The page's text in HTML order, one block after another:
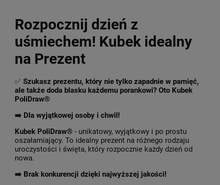
Rozpocznij dzień z
uśmiechem! Kubek idealny
na Prezent
✅ Szukasz prezentu, który nie tylko zapadnie w pamięć,
ale także doda blasku każdemu porankowi? Oto Kubek
PoliDraw®
➡️ Dla wyjątkowej osoby i chwil!
Kubek PoliDraw® - unikatowy, wyjątkowy i po prostu
oszałamiający. To idealny prezent na różnego rodzaju
uroczystości i święta, który rozpocznie każdy dzień od
nowa.
➡️ Brak konkurencji dzięki najwyższej jakości!